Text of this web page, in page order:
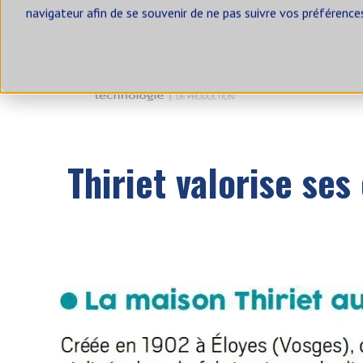
navigateur afin de se souvenir de ne pas suivre vos
contact@apia-sa.com +33 2 99 14
SOLUTIONS D'ALIMENTATION
ALIMENTER UN BIG BAG
ALIMENTER UNE TRÉMIE PESÉE
ALIMENTER UN MÉLANGEUR
POUDRES-LIQUIDES
VIDER
Thiriet valorise